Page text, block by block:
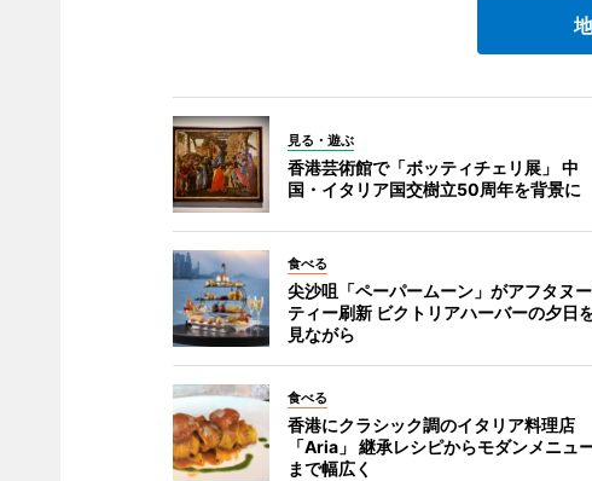
見る・遊ぶ
香港芸術館で「ボッティチェリ展」 中
国・イタリア国交樹立50周年を背景に
食べる
尖沙咀「ペーパームーン」がアフタヌ
ティー刷新 ビクトリアハーバーの夕日
見ながら
食べる
香港にクラシック調のイタリア料理店
「Aria」 継承レシピからモダンメニュ
まで幅広く